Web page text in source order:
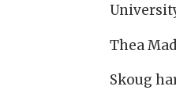
Thea
Skoug